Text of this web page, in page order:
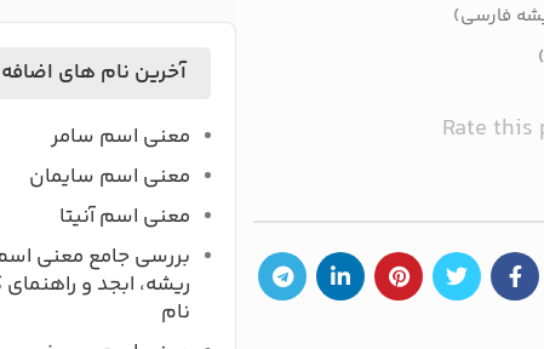
فارسی)
Rate this
آخرین نام های
معنی اسم سامر
معنی اسم سایمان
معنی اسم آنیتا
بررسی جامع معنی
ریشه، ابجد و
نام